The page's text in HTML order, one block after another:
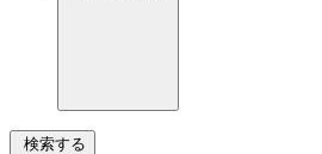
検索する